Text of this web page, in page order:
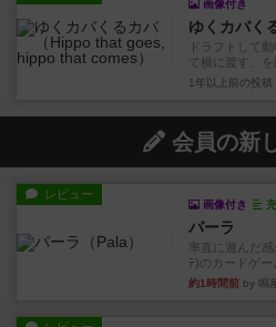
画像付き
ゆくカバく
ドラフトして
て横に渡す、を
1年以上前 の投稿
会員の新
レビュー
画像付き
パーラ
率直に遊んだ
ﾃ)のカードゲ
約1時間前 by 鳴